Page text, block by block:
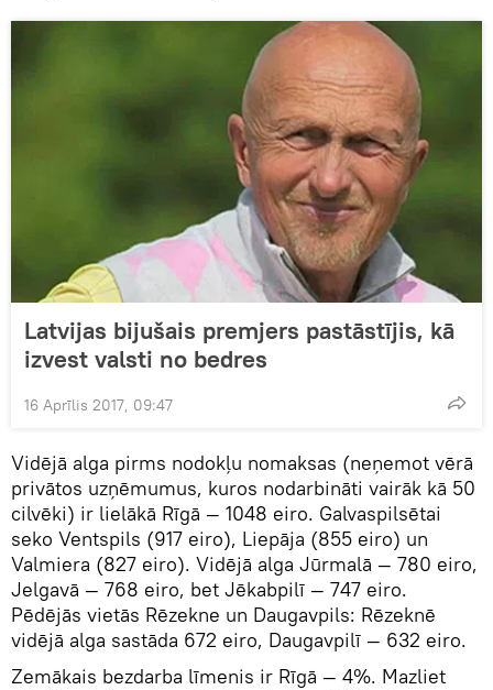
Latvijas bijušais premjers pastāstījis, kā
izvest valsti no bedres
16 Aprīlis 2017, 09:47
Vidējā alga pirms nodokļu nomaksas (neņemot vērā
privātos uzņēmumus, kuros nodarbināti vairāk kā 50
cilvēki) ir lielākā Rīgā — 1048 eiro. Galvaspilsētai
seko Ventspils (917 eiro), Liepāja (855 eiro) un
Valmiera (827 eiro). Vidējā alga Jūrmalā — 780 eiro,
Jelgavā — 768 eiro, bet Jēkabpilī — 747 eiro.
Pēdējās vietās Rēzekne un Daugavpils: Rēzeknē
vidējā alga sastāda 672 eiro, Daugavpilī — 632 eiro.
Zemākais bezdarba līmenis ir Rīgā — 4%. Mazliet